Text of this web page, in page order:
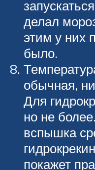
делал
этим у них
было.
обычная,
Для
но не
вспышка
покажет